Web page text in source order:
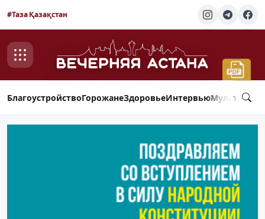
#Таза Қазақстан
БлагоустройствоГорожанеЗдоровьеИнтервью